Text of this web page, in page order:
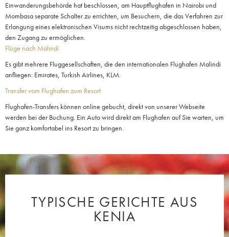
Einwanderungsbehörde hat beschlossen, am Hauptflughafen in Nairobi und
Mombasa separate Schalter zu errichten, um Besuchern, die das Verfahren zur
Erlangung eines elektronischen Visums nicht rechtzeitig abgeschlossen haben,
den Zugang zu ermöglichen.
Flüge nach Malindi
Es gibt mehrere Fluggesellschaften, die den internationalen Flughafen Malindi
anfliegen: Emirates, Turkish Airlines, KLM.
Transfer vom Flughafen zum Resort
Flughafen-Transfers können online gebucht, direkt von unserer Webseite
werden bei der Buchung. Ein Auto wird direkt am Flughafen auf Sie warten, um
Sie ganz komfortabel ins Resort zu bringen.
TYPISCHE GERICHTE AUS
KENIA